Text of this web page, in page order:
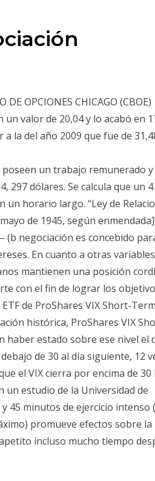
OPCIONES CHICAGO (CBOE)
un valor de 20,04 y lo acabó en
la del año 2009 que fue de
poseen un trabajo remunerado y
297 dólares. Se calcula que un 4
horario largo. “Ley de
de 1945, según enmendada]
negociación es concebido
En cuanto a otras
mantienen una posición
con el fin de lograr los
de ProShares VIX Short-
histórica, ProShares VIX
haber estado sobre ese nivel el
de 30 al día siguiente, 12
el VIX cierra por encima de
un estudio de la Universidad de
minutos de ejercicio intenso
promueve efectos sobre
incluso mucho tiempo